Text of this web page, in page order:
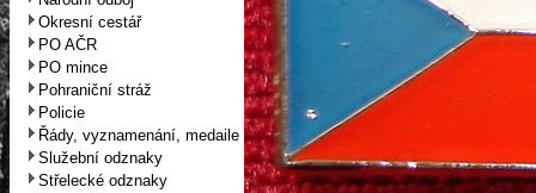
Okresní cestář
PO AČR
PO mince
Pohraniční stráž
Policie
Řády, vyznamenání, medaile
Služební odznaky
Střelecké odznaky